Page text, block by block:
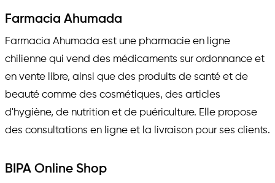
Farmacia Ahumada
Farmacia Ahumada est une pharmacie en ligne
chilienne qui vend des médicaments sur ordonnance et
en vente libre, ainsi que des produits de santé et de
beauté comme des cosmétiques, des articles
d'hygiène, de nutrition et de puériculture. Elle propose
des consultations en ligne et la livraison pour ses clients.
BIPA Online Shop